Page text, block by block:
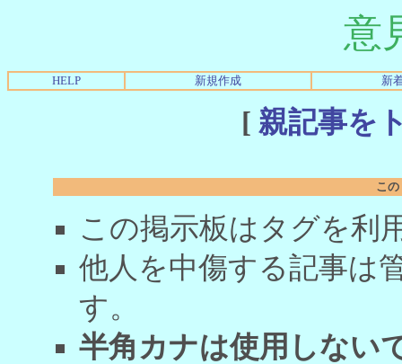
意
HELP 新規作成 新
[ 親記事を
こ
この掲示板はタグを利
他人を中傷する記事は
す。
半角カナは使用しない